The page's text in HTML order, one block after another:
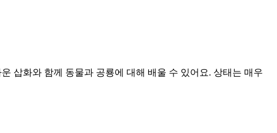
삽화와 함께 동물과 공룡에 대해 배울 수 있어요. 상태는 매우